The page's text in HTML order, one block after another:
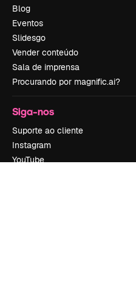
Blog
Eventos
Slidesgo
Vender conteúdo
Sala de imprensa
Procurando por magnific.ai?
Siga-nos
Suporte ao cliente
Instagram
YouTube